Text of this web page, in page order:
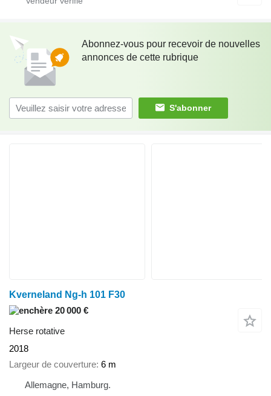
Abonnez-vous pour recevoir de nouvelles
annonces de cette rubrique
S'abonner
Kverneland Ng-h 101 F30
20 000 €
Herse rotative
2018
Largeur de couverture 6 m
Allemagne, Hamburg.